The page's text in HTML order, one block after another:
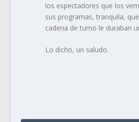
los espectadores que los
sus programas, tranquila,
cadena de turno le duraban
Lo dicho, un saludo.